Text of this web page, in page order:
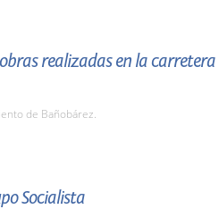
realizadas en la carretera
de Bañobárez.
Socialista